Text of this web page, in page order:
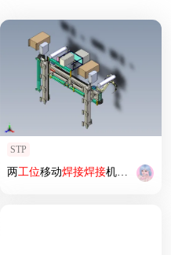
STP
两工位移动焊接焊接机械手机构